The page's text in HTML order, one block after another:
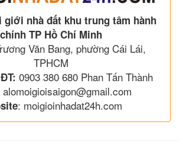
giới nhà đất khu trung tâm hành
chính TP Hồ Chí Minh
Văn Bang, phường Cái Lái,
TPHCM
0903 380 680 Phan Tấn Thành
alomoigioisaigon@gmail.com
: moigioinhadat24h.com